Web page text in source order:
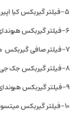
۵-فیلتر گیربکس کیا اپیروس مدل ۲۰۰۷ – ۲۰۱۰
۶-فیلتر گیربکس هیوندای آوانته با موتور ۴ سیلندر ۲۰۰۰
۷-فيلتر صافی گیربکس هیوندای کوپه ۲۰۰۰ مدل ۲۰۰۶ – ۲۰۰۹
۸-فیلتر گیربکس جک جی فایو اتوماتیک
۹-فیلتر گیربکس هیوندای سوناتا ان اف شش سیلندر مدل ۲۰۰۵ – ۲۰۰۸
۱۰-فیلتر گیربکس میتسوبیشی لنسر ۱۶۰۰ اتوماتیک مدل ۲۰۱۴ – ۲۰۱۶